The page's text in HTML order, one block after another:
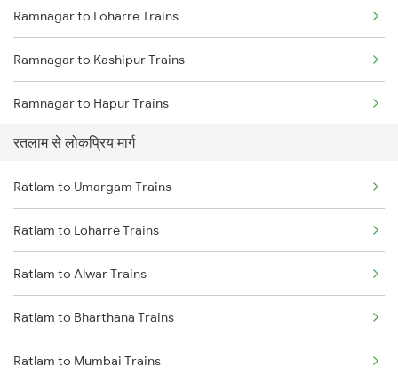
Ramnagar to Loharre Trains
Ramnagar to Kashipur Trains
Ramnagar to Hapur Trains
Ramnagar to Alwar Trains
Ramnagar to Jaisalmer Trains
Ramnagar to Godhra Trains
Ramnagar to Ramganj Mandi Trains
Ramnagar to Vapi Trains
रतलाम से लोकप्रिय मार्ग
Ratlam to Umargam Trains
Ratlam to Loharre Trains
Ratlam to Alwar Trains
Ratlam to Bharthana Trains
Ratlam to Mumbai Trains